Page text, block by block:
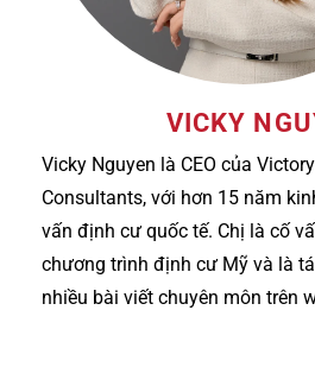
VICKY
Vicky Nguyen là CEO của
Consultants, với hơn 15 năm
vấn định cư quốc tế. Chị là cố
chương trình định cư Mỹ và là
nhiều bài viết chuyên môn trên